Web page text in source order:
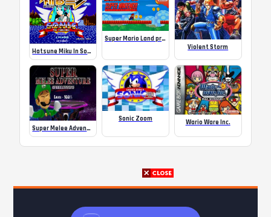
Hatsune Miku In Sonic The Hedgehog (SHC2025)
Super Mario Land pra SUPER NINTENDO EM 3D!
Violent Storm
Super Melee Adventure 64 – Luigi
Sonic Zoom Wario Ware Inc.